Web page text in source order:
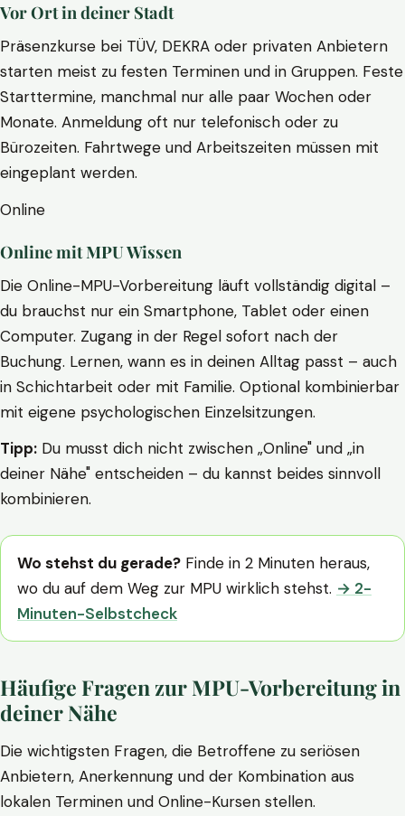
Vor Ort in deiner Stadt
Präsenzkurse bei TÜV, DEKRA oder privaten Anbietern
starten meist zu festen Terminen und in Gruppen. Feste
Starttermine, manchmal nur alle paar Wochen oder
Monate. Anmeldung oft nur telefonisch oder zu
Bürozeiten. Fahrtwege und Arbeitszeiten müssen mit
eingeplant werden.
Online
Online mit MPU Wissen
Die Online-MPU-Vorbereitung läuft vollständig digital –
du brauchst nur ein Smartphone, Tablet oder einen
Computer. Zugang in der Regel sofort nach der
Buchung. Lernen, wann es in deinen Alltag passt – auch
in Schichtarbeit oder mit Familie. Optional kombinierbar
mit eigene psychologischen Einzelsitzungen.
Tipp: Du musst dich nicht zwischen „Online" und „in
deiner Nähe" entscheiden – du kannst beides sinnvoll
kombinieren.
Wo stehst du gerade? Finde in 2 Minuten heraus,
wo du auf dem Weg zur MPU wirklich stehst. → 2-
Minuten-Selbstcheck
Häufige Fragen zur MPU-Vorbereitung in
deiner Nähe
Die wichtigsten Fragen, die Betroffene zu seriösen
Anbietern, Anerkennung und der Kombination aus
lokalen Terminen und Online-Kursen stellen.